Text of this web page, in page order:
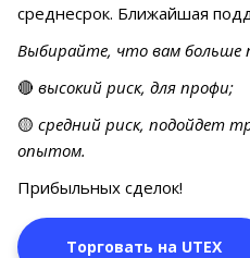
среднесрок. Ближайшая
Выбирайте, что вам больше
🔴 высокий риск, для профи;
🟡 средний риск, подойдет
опытом.
Прибыльных сделок!
Торговать на UTEX